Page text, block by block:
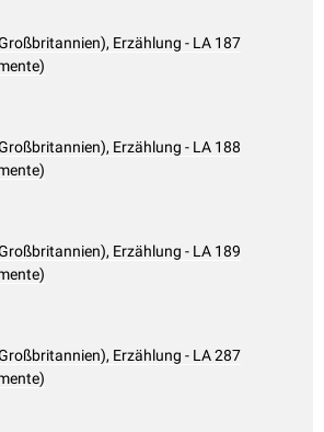
Erzählung - LA 187
Erzählung - LA 188
Erzählung - LA 189
Erzählung - LA 287